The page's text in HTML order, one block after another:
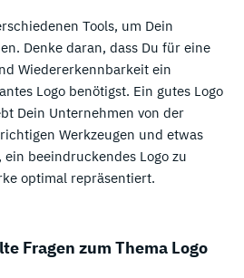
Tools, um Dein
Denke daran, dass Du für eine
Wiedererkennbarkeit ein
Logo benötigst. Ein gutes Logo
Dein Unternehmen von der
Werkzeugen und etwas
beeindruckendes Logo zu
optimal repräsentiert.
Fragen zum Thema Logo